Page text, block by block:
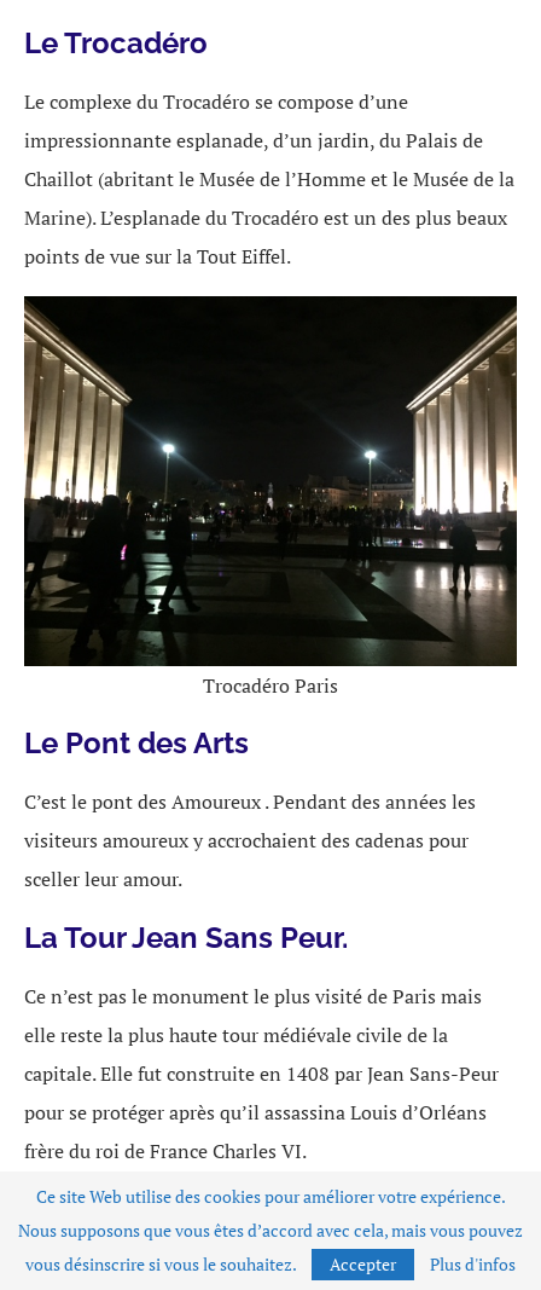
Le Trocadéro
Le complexe du Trocadéro se compose d’une
impressionnante esplanade, d’un jardin, du Palais de
Chaillot (abritant le Musée de l’Homme et le Musée de la
Marine). L’esplanade du Trocadéro est un des plus beaux
points de vue sur la Tout Eiffel.
Trocadéro Paris
Le Pont des Arts
C’est le pont des Amoureux . Pendant des années les
visiteurs amoureux y accrochaient des cadenas pour
sceller leur amour.
La Tour Jean Sans Peur.
Ce n’est pas le monument le plus visité de Paris mais
elle reste la plus haute tour médiévale civile de la
capitale. Elle fut construite en 1408 par Jean Sans-Peur
pour se protéger après qu’il assassina Louis d’Orléans
frère du roi de France Charles VI.
Ce site Web utilise des cookies pour améliorer votre expérience.
Nous supposons que vous êtes d’accord avec cela, mais vous pouvez
vous désinscrire si vous le souhaitez.
Accepter Plus d'infos